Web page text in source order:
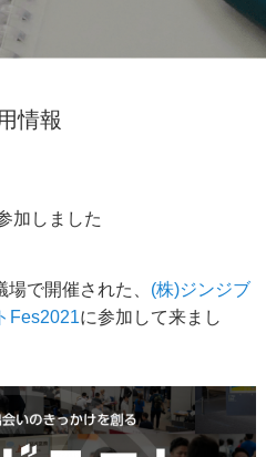
情報
加しました
で開催された、 (株)ジンジブ
Fes2021に参加して来まし